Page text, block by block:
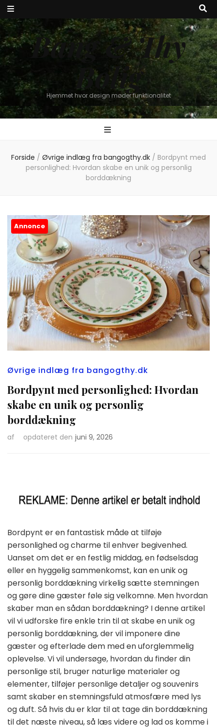
Bang & Thy
Bolig
Hjemmet hvor design møder funktionalitet
Forside / Øvrige indlæg fra bangogthy.dk / Bordpynt med
personlighed: Hvordan skabe en unik og personlig
borddækning
Annonce
Øvrige indlæg fra bangogthy.dk
Bordpynt med personlighed: Hvordan
skabe en unik og personlig
borddækning
af opdateret den juni 9, 2026
Bordpynt er en fantastisk måde at tilføje
personlighed og charme til enhver begivenhed.
Uanset om det er en festlig middag, en fødselsdag
eller en hyggelig sammenkomst, kan en unik og
personlig borddækning virkelig sætte stemningen
og gøre dine gæster føle sig velkomne. Men hvordan
skaber man en sådan borddækning? I denne artikel
vil vi udforske fire enkle trin til at skabe en unik og
personlig borddækning, der vil imponere dine
gæster og efterlade dem med en uforglemmelig
oplevelse. Vi vil undersøge, hvordan du finder din
personlige stil, bruger naturlige materialer og
elementer, tilføjer personlige detaljer og souvenirs
samt skaber en stemningsfuld atmosfære med lys
og duft. Så hvis du er klar til at tage din borddækning
til det næste niveau, så læs videre og lad os komme i